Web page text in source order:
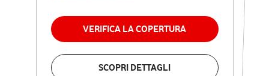
VERIFICA LA COPERTURA
SCOPRI DETTAGLI
permanenza
VERIFICA LA COPERTURA